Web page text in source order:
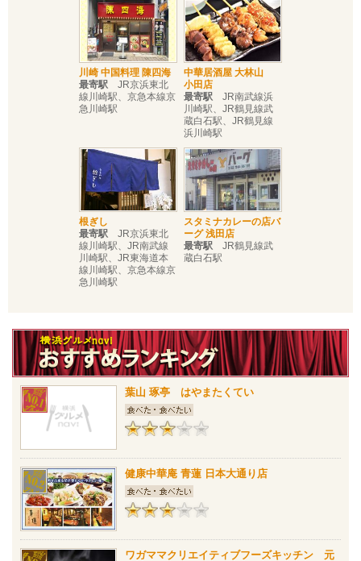
川崎 中国料理 陳四海
最寄駅 JR京浜東北
線川崎駅、京急本線京
急川崎駅
中華居酒屋 大林山
小田店
最寄駅 JR南武線浜
川崎駅、JR鶴見線武
蔵白石駅、JR鶴見線
浜川崎駅
根ぎし
最寄駅 JR京浜東北
線川崎駅、JR南武線
川崎駅、JR東海道本
線川崎駅、京急本線京
急川崎駅
スタミナカレーの店バ
ーグ 浅田店
最寄駅 JR鶴見線武
蔵白石駅
葉山 琢亭 はやまたくてい
健康中華庵 青蓮 日本大通り店
ワガママクリエイティブフーズキッチン 元